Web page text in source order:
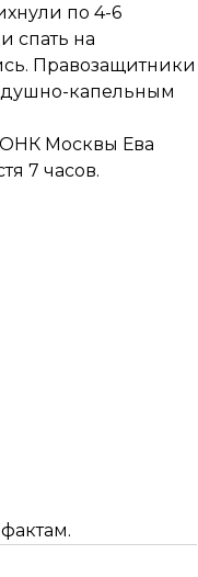
по 4-6
спать на
Правозащитники
капельным
ОНК Москвы Ева
7 часов.